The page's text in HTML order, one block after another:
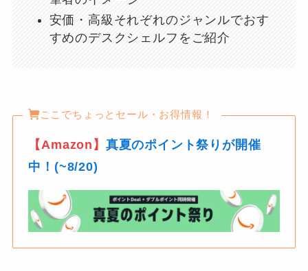
安価・高級それぞれのジャンルでおす
すめのデスクシェルフをご紹介
ここでちょっとセール・お得情報！
【Amazon】 真夏のポイント祭りが開催
中！(~8/20)